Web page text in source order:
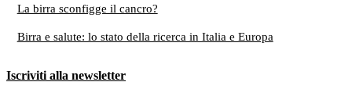
La birra sconfigge il cancro?
Birra e salute: lo stato della ricerca in Italia e Europa
Iscriviti alla newsletter